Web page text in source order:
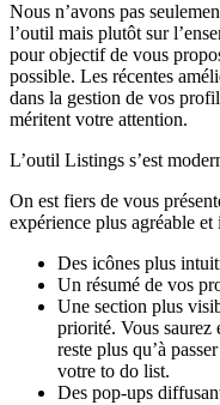
Nous n’avons pas
l’outil mais plutôt sur
pour objectif de vous
possible. Les récentes
dans la gestion de vos
méritent votre attention.
L’outil Listings s’est
On est fiers de vous
expérience plus agréable
Des icônes plus
Un résumé de vos
Une section plus
priorité. Vous saurez
reste plus qu’à
votre to do list.
Des pop-ups